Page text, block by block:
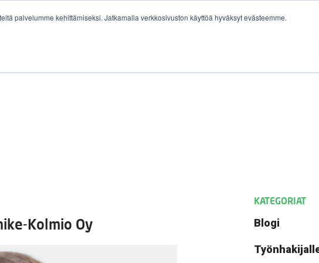
palvelumme kehittämiseksi. Jatkamalla verkkosivuston käyttöä hyväksyt evästeemme.
Kolmio Oy
KATEGORIAT
Blogi